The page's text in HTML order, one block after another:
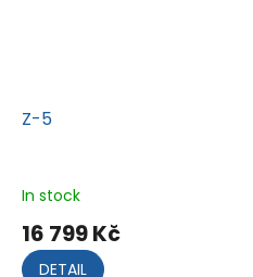
Z-5
In stock
16 799 Kč
DETAIL